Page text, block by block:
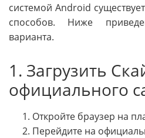
системой Android
способов. Ниже
варианта.
1. Загрузить
официального
Откройте браузер на
Перейдите на